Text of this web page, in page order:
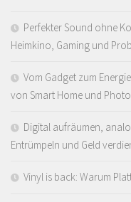
Perfekter Sound ohne
Heimkino, Gaming und
Vom Gadget zum
von Smart Home und
Digital aufräumen,
Entrümpeln und Geld
Vinyl is back: Warum